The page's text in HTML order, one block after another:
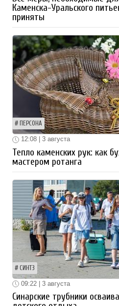
Каменска-Уральского
приняты
ПЕРСОНА
12:08 | 3 августа
Тепло каменских рук: как
мастером ротанга
СИНТЗ
09:22 | 3 августа
Синарские трубники